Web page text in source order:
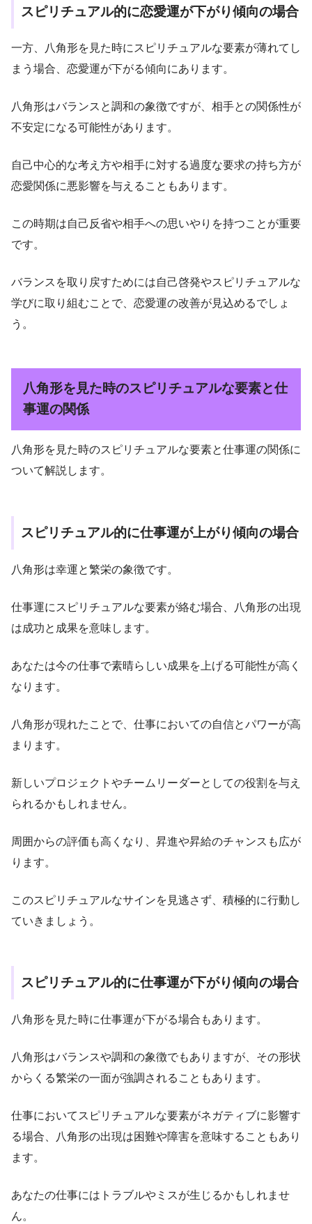
スピリチュアル的に恋愛運が下がり傾向の場合
一方、八角形を見た時にスピリチュアルな要素が薄れてし
まう場合、恋愛運が下がる傾向にあります。
八角形はバランスと調和の象徴ですが、相手との関係性が
不安定になる可能性があります。
自己中心的な考え方や相手に対する過度な要求の持ち方が
恋愛関係に悪影響を与えることもあります。
この時期は自己反省や相手への思いやりを持つことが重要
です。
バランスを取り戻すためには自己啓発やスピリチュアルな
学びに取り組むことで、恋愛運の改善が見込めるでしょ
う。
八角形を見た時のスピリチュアルな要素と仕
事運の関係
八角形を見た時のスピリチュアルな要素と仕事運の関係に
ついて解説します。
スピリチュアル的に仕事運が上がり傾向の場合
八角形は幸運と繁栄の象徴です。
仕事運にスピリチュアルな要素が絡む場合、八角形の出現
は成功と成果を意味します。
あなたは今の仕事で素晴らしい成果を上げる可能性が高く
なります。
八角形が現れたことで、仕事においての自信とパワーが高
まります。
新しいプロジェクトやチームリーダーとしての役割を与え
られるかもしれません。
周囲からの評価も高くなり、昇進や昇給のチャンスも広が
ります。
このスピリチュアルなサインを見逃さず、積極的に行動し
ていきましょう。
スピリチュアル的に仕事運が下がり傾向の場合
八角形を見た時に仕事運が下がる場合もあります。
八角形はバランスや調和の象徴でもありますが、その形状
からくる繁栄の一面が強調されることもあります。
仕事においてスピリチュアルな要素がネガティブに影響す
る場合、八角形の出現は困難や障害を意味することもあり
ます。
あなたの仕事にはトラブルやミスが生じるかもしれませ
ん。